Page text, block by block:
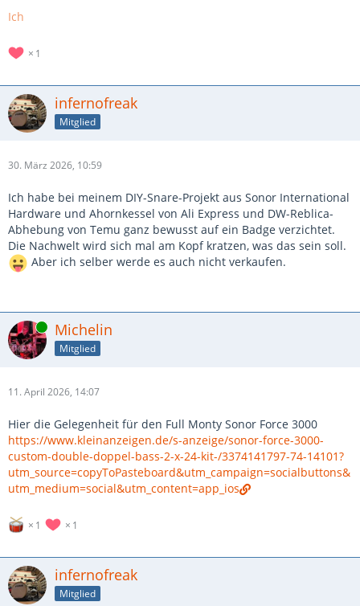
Ich
1
infernofreak
Mitglied
30. März 2026, 10:59
Ich habe bei meinem DIY-Snare-Projekt aus Sonor International
Hardware und Ahornkessel von Ali Express und DW-Reblica-
Abhebung von Temu ganz bewusst auf ein Badge verzichtet.
Die Nachwelt wird sich mal am Kopf kratzen, was das sein soll.
Aber ich selber werde es auch nicht verkaufen.
Online Michelin
Mitglied
11. April 2026, 14:07
Hier die Gelegenheit für den Full Monty Sonor Force 3000
https://www.kleinanzeigen.de/s-anzeige/sonor-force-3000-
custom-double-doppel-bass-2-x-24-kit-/3374141797-74-14101?
utm_source=copyToPasteboard&utm_campaign=socialbuttons&
utm_medium=social&utm_content=app_ios
1 1
infernofreak
Mitglied